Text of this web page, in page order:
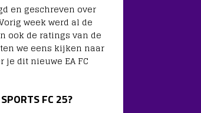
en geschreven over
week werd al de
ook de ratings van de
we eens kijken naar
dit nieuwe EA FC
FC 25?